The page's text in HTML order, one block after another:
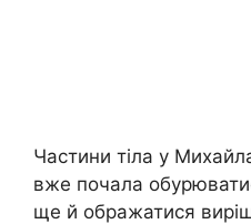
Частини тіла у
вже почала
ще й ображатися